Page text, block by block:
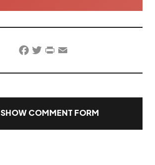
Facebook
TwitterPrintFriendly
Email
SHOW COMMENT FORM